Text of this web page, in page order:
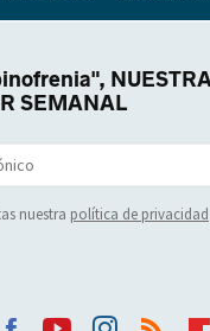
SEMANAL
nuestra política de privacidad